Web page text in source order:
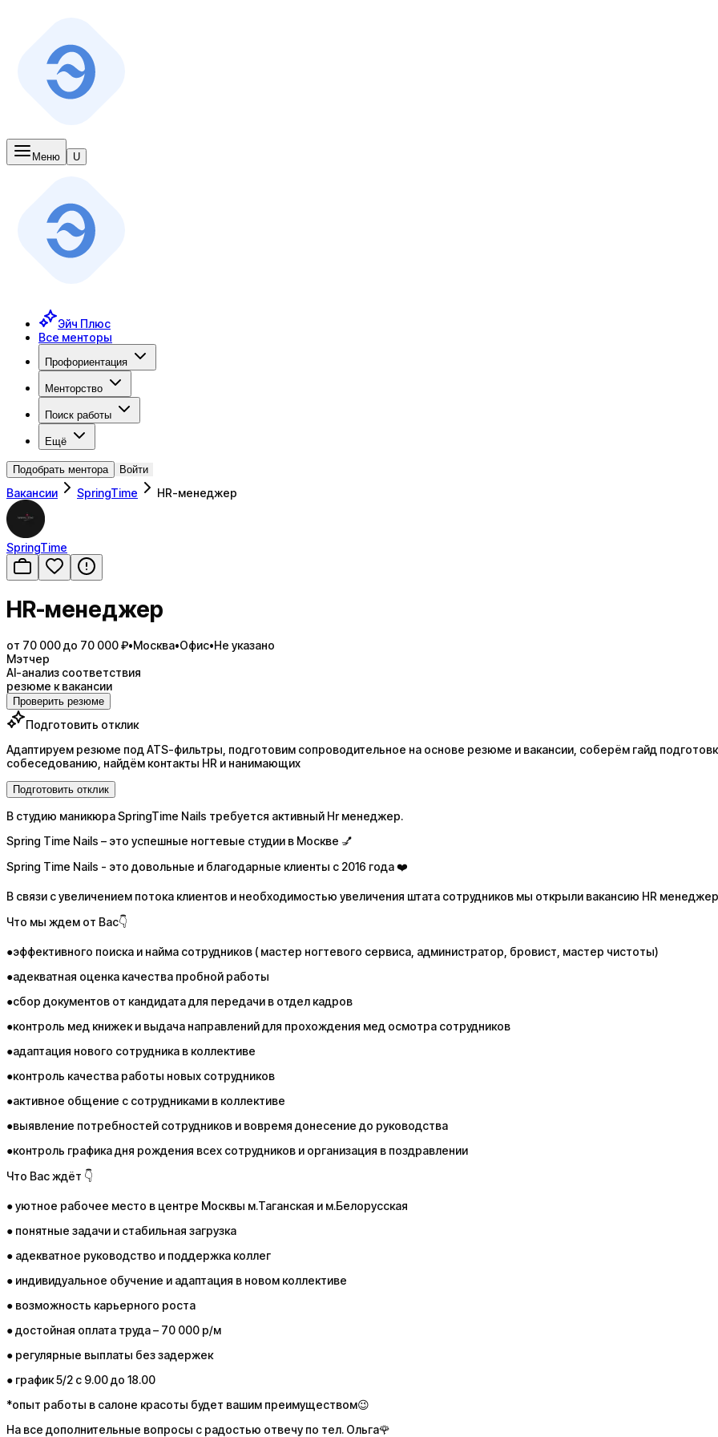
Меню U
Эйч Плюс
Все менторы
Профориентация
Менторство
Поиск работы
Ещё
Подобрать ментора Войти
Вакансии SpringTime HR-менеджер
SpringTime
HR-менеджер
от 70 000 до 70 000 ₽•Москва•Офис•Не указано
Мэтчер
AI-анализ соответствия
резюме к вакансии
Проверить резюме
Подготовить отклик
Адаптируем резюме под ATS-фильтры, подготовим сопроводительное на основе резюме и вакансии, соберём гайд
собеседованию, найдём контакты HR и нанимающих
Подготовить отклик
В студию маникюра SpringTime Nails требуется активный Hr менеджер.
Spring Time Nails – это успешные ногтевые студии в Москве 💅
Spring Time Nails - это довольные и благодарные клиенты с 2016 года ❤️
В связи с увеличением потока клиентов и необходимостью увеличения штата сотрудников мы открыли вакансию HR менеджер
Что мы ждем от Вас👇
●эффективного поиска и найма сотрудников ( мастер ногтевого сервиса, администратор, бровист, мастер чистоты)
●адекватная оценка качества пробной работы
●сбор документов от кандидата для передачи в отдел кадров
●контроль мед книжек и выдача направлений для прохождения мед осмотра сотрудников
●адаптация нового сотрудника в коллективе
●контроль качества работы новых сотрудников
●активное общение с сотрудниками в коллективе
●выявление потребностей сотрудников и вовремя донесение до руководства
●контроль графика дня рождения всех сотрудников и организация в поздравлении
Что Вас ждёт 👇
● уютное рабочее место в центре Москвы м.Таганская и м.Белорусская
● понятные задачи и стабильная загрузка
● адекватное руководство и поддержка коллег
● индивидуальное обучение и адаптация в новом коллективе
● возможность карьерного роста
● достойная оплата труда – 70 000 р/м
● регулярные выплаты без задержек
● график 5/2 с 9.00 до 18.00
*опыт работы в салоне красоты будет вашим преимуществом😉
На все дополнительные вопросы с радостью отвечу по тел. Ольга🌹